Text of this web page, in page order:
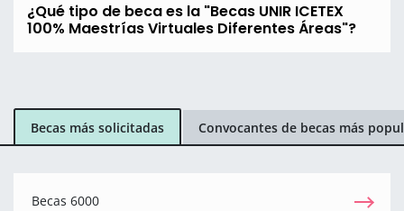
¿Qué tipo de beca es la "Becas UNIR ICETEX
100% Maestrías Virtuales Diferentes Áreas"?
Becas más solicitadas Convocantes de becas más
Becas 6000